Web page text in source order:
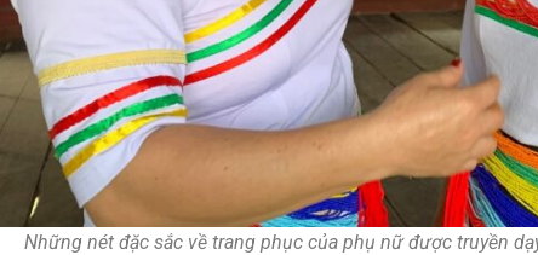
Những nét đặc sắc về trang phục của phụ nữ được truyền